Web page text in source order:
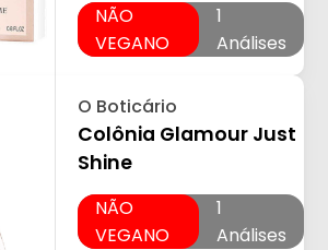
NÃO
VEGANO
1
Análises
O Boticário
Colônia Glamour Just
Shine
NÃO
VEGANO
1
Análises